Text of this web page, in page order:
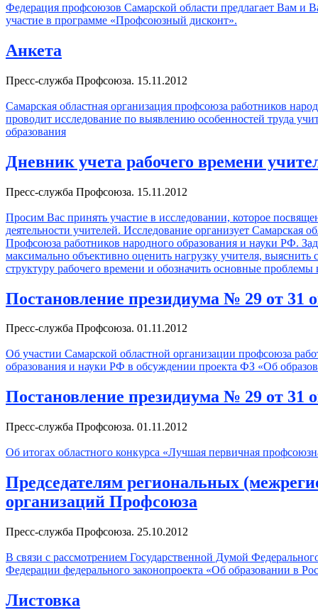
Федерация профсоюзов Самарской области предлагает Вам и
участие в программе «Профсоюзный дисконт».
Анкета
Пресс-служба Профсоюза. 15.11.2012
Самарская областная организация профсоюза работников
проводит исследование по выявлению особенностей труда
образования
Дневник учета рабочего времени
Пресс-служба Профсоюза. 15.11.2012
Просим Вас принять участие в исследовании, которое
деятельности учителей. Исследование организует Самарская
Профсоюза работников народного образования и науки РФ.
максимально объективно оценить нагрузку учителя, выяснить
структуру рабочего времени и обозначить основные проблемы
Постановление президиума № 29 от 31
Пресс-служба Профсоюза. 01.11.2012
Об участии Самарской областной организации профсоюза
образования и науки РФ в обсуждении проекта ФЗ «Об
Постановление президиума № 29 от 31
Пресс-служба Профсоюза. 01.11.2012
Об итогах областного конкурса «Лучшая первичная
Председателям региональных
организаций Профсоюза
Пресс-служба Профсоюза. 25.10.2012
В связи с рассмотрением Государственной Думой
Федерации федерального законопроекта «Об образовании в
Листовка